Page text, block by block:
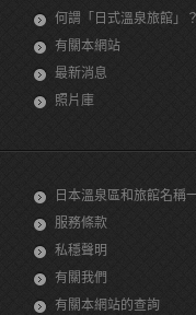
何謂「日式溫泉旅館」？
有關本網站
最新消息
照片庫
日本溫泉區和旅館名稱
服務條款
私穩聲明
有關我們
有關本網站的查詢